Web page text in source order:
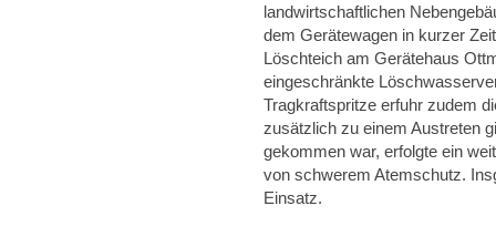
landwirtschaftlichen
dem Gerätewagen in kurzer
Löschteich am Gerätehaus
eingeschränkte
Tragkraftspritze erfuhr zudem
zusätzlich zu einem Austreten
gekommen war, erfolgte ein
von schwerem Atemschutz.
Einsatz.